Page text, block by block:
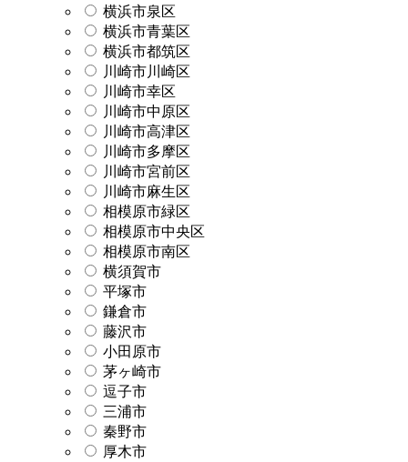
横浜市泉区
横浜市青葉区
横浜市都筑区
川崎市川崎区
川崎市幸区
川崎市中原区
川崎市高津区
川崎市多摩区
川崎市宮前区
川崎市麻生区
相模原市緑区
相模原市中央区
相模原市南区
横須賀市
平塚市
鎌倉市
藤沢市
小田原市
茅ヶ崎市
逗子市
三浦市
秦野市
厚木市